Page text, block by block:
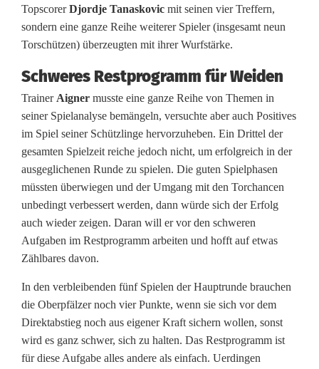
n
n
e
r
TopscorerDjordje Tanaskovic mit seinen vier Treffern,
sondern eine ganze Reihe weiterer Spieler (insgesamt neun
Torschützen) überzeugten mit ihrer Wurfstärke.
Schweres Restprogramm für Weiden
Trainer Aigner musste eine ganze Reihe von Themen in
seiner Spielanalyse bemängeln, versuchte aber auch Positives
im Spiel seiner Schützlinge hervorzuheben. Ein Drittel der
gesamten Spielzeit reiche jedoch nicht, um erfolgreich in der
ausgeglichenen Runde zu spielen. Die guten Spielphasen
müssten überwiegen und der Umgang mit den Torchancen
unbedingt verbessert werden, dann würde sich der Erfolg
auch wieder zeigen. Daran will er vor den schweren
Aufgaben im Restprogramm arbeiten und hofft auf etwas
Zählbares davon.
In den verbleibenden fünf Spielen der Hauptrunde brauchen
die Oberpfälzer noch vier Punkte, wenn sie sich vor dem
Direktabstieg noch aus eigener Kraft sichern wollen, sonst
wird es ganz schwer, sich zu halten. Das Restprogramm ist
für diese Aufgabe alles andere als einfach. Uerdingen